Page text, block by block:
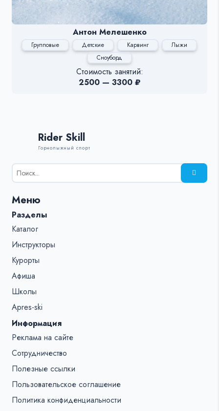
Антон Мелешенко
Групповые Детские Карвинг
Лыжи
Сноуборд
Стоимость занятий:
2500 — 3300 ₽
Rider Skill
Горнолыжный спорт
Результаты
поиска
%s:
Меню
Разделы
Каталог
Инструкторы
Курорты
Афиша
Школы
Apres-ski
Информация
Реклама на сайте
Сотрудничество
Полезные ссылки
Пользовательское соглашение
Политика конфиденциальности